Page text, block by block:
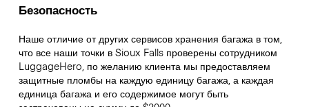
Безопасность
Наше отличие от других сервисов хранения багажа в том,
чтовсе наши точки в Sioux Fallsпроверены сотрудником
LuggageHero, по желанию клиента мы предоставляем
защитные пломбы на каждую единицу багажа, а каждая
единица багажа и его содержимое могут быть